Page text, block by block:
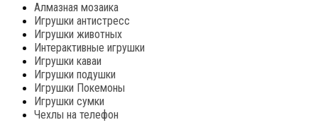
Алмазная мозаика
Игрушки антистресс
Игрушки животных
Интерактивные игрушки
Игрушки каваи
Игрушки подушки
Игрушки Покемоны
Игрушки сумки
Чехлы на телефон